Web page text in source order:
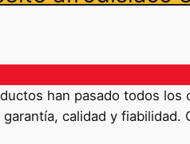
han pasado todos
calidad y